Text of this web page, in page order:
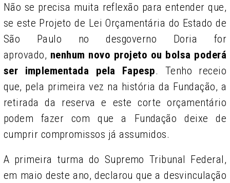
Não se precisa muita reflexão para entender que,
se este Projeto de Lei Orçamentária do Estado de
São Paulo no desgoverno Doria for
aprovado, nenhum novo projeto ou bolsa poderá
ser implementada pela Fapesp. Tenho receio
que, pela primeira vez na história da Fundação, a
retirada da reserva e este corte orçamentário
podem fazer com que a Fundação deixe de
cumprir compromissos já assumidos.
A primeira turma do Supremo Tribunal Federal,
em maio deste ano, declarou que a desvinculação